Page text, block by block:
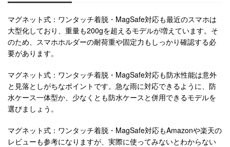
マグネット式：ワンタッチ着脱・MagSafe対応も最近のスマホは
大型化しており、重量も200gを超えるモデルが増えています。そ
のため、スマホホルダーの耐荷重や固定力もしっかり確認する必
要があります。
マグネット式：ワンタッチ着脱・MagSafe対応も防水性能は意外
と見落としがちなポイントです。急な雨に対応できるように、防
水ケース一体型か、少なくとも防水ケースと併用できるモデルを
選びましょう。
マグネット式：ワンタッチ着脱・MagSafe対応もAmazonや楽天の
レビューも参考になりますが、実際に使ってみないとわからない